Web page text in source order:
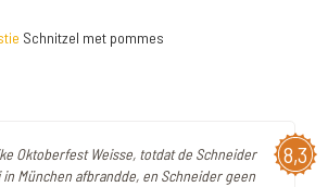
Schnitzel met pommes
8,3
Oktoberfest Weisse, totdat de Schneider
München afbrandde, en Schneider geen